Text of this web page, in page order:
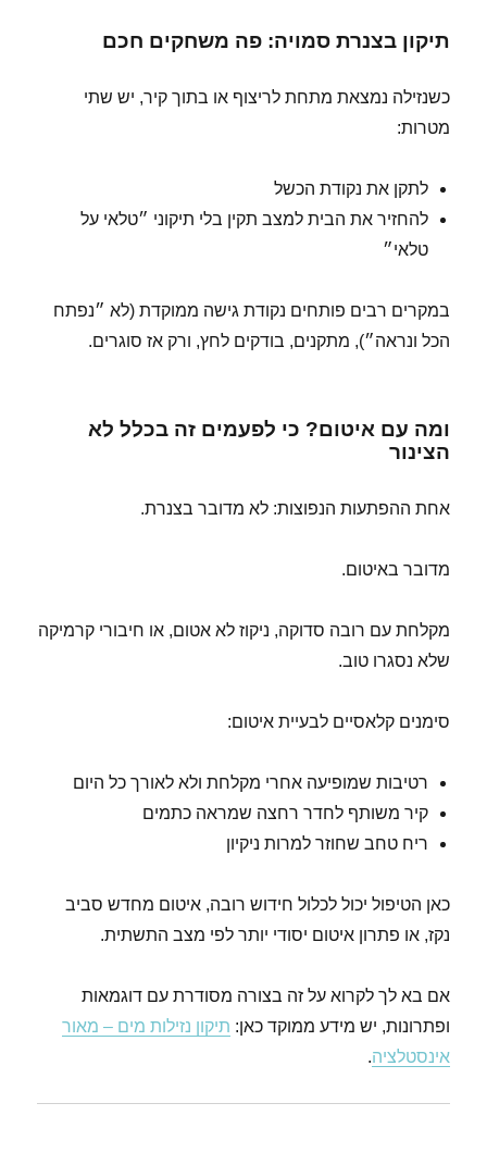
תיקון בצנרת סמויה: פה משחקים חכם
כשנזילה נמצאת מתחת לריצוף או בתוך קיר, יש שתי
מטרות:
לתקן את נקודת הכשל
להחזיר את הבית למצב תקין בלי תיקוני ״טלאי על
טלאי״
במקרים רבים פותחים נקודת גישה ממוקדת (לא ״נפתח
הכל ונראה״), מתקנים, בודקים לחץ, ורק אז סוגרים.
ומה עם איטום? כי לפעמים זה בכלל לא
הצינור
אחת ההפתעות הנפוצות: לא מדובר בצנרת.
מדובר באיטום.
מקלחת עם רובה סדוקה, ניקוז לא אטום, או חיבורי קרמיקה
שלא נסגרו טוב.
סימנים קלאסיים לבעיית איטום:
רטיבות שמופיעה אחרי מקלחת ולא לאורך כל היום
קיר משותף לחדר רחצה שמראה כתמים
ריח טחב שחוזר למרות ניקיון
כאן הטיפול יכול לכלול חידוש רובה, איטום מחדש סביב
נקז, או פתרון איטום יסודי יותר לפי מצב התשתית.
אם בא לך לקרוא על זה בצורה מסודרת עם דוגמאות
ופתרונות, יש מידע ממוקד כאן: תיקון נזילות מים – מאור
אינסטלציה.